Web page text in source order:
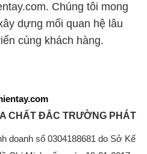
Chúng tôi mong
dựng mối quan hệ lâu
cùng khách hàng.
CHẤT ĐẮC TRƯỜNG PHÁT
doanh số 0304188681 do Sở Kế